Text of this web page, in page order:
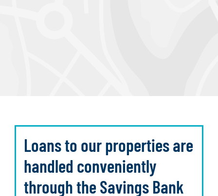
Loans to our properties are
handled conveniently
through the Savings Bank